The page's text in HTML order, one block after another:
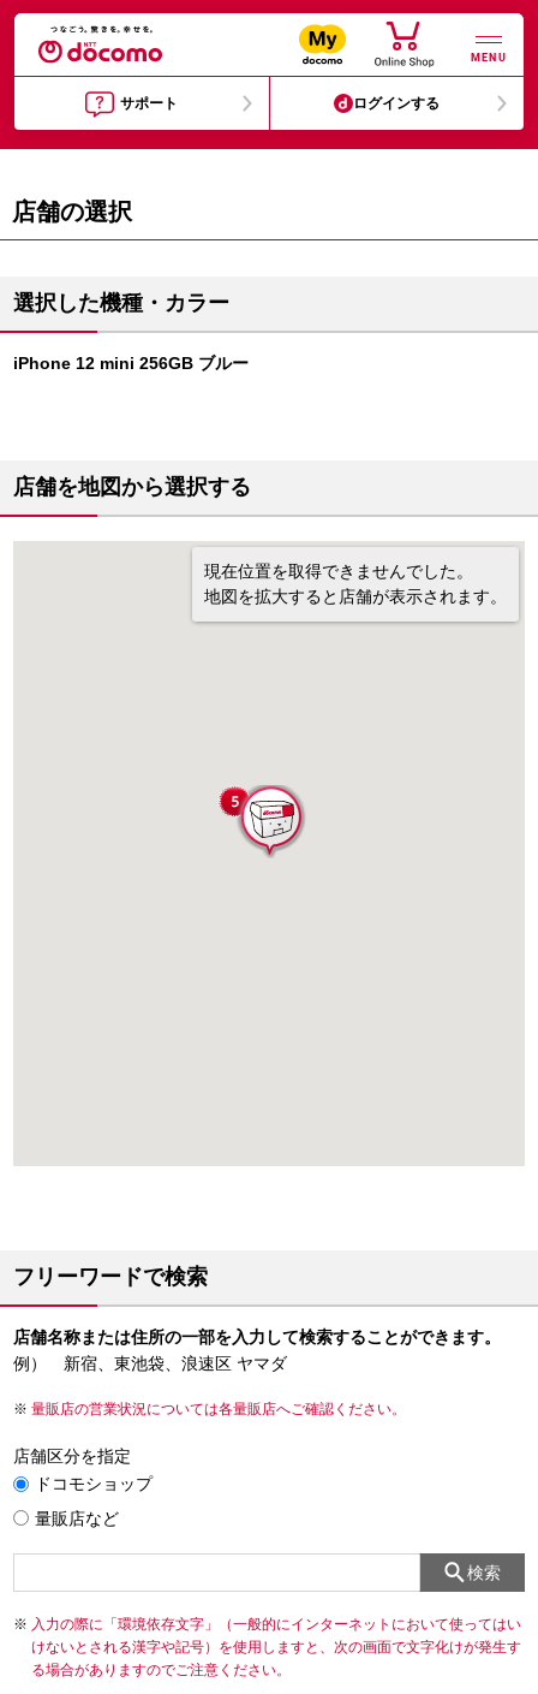
MENU
サポート ログインする
店舗の選択
選択した機種・カラー
iPhone 12 mini 256GB ブルー
店舗を地図から選択する
現在位置を取得できませんでした。
地図を拡大すると店舗が表示されます。
フリーワードで検索
店舗名称または住所の一部を入力して検索することができます。
例） 新宿、東池袋、浪速区 ヤマダ
量販店の営業状況については各量販店へご確認ください。
店舗区分を指定
ドコモショップ
量販店など
検索
入力の際に「環境依存文字」（一般的にインターネットにおいて使ってはい
けないとされる漢字や記号）を使用しますと、次の画面で文字化けが発生す
る場合がありますのでご注意ください。